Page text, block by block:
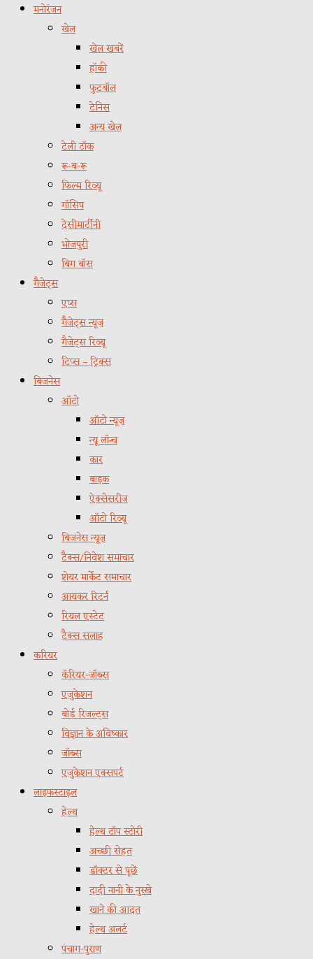
मनोरंजन
खेल
खेल खबरें
हॉकी
फुटबॉल
टेनिस
अन्य खेल
टेली टॉक
रू-ब-रू
फिल्म रिव्यू
गॉसिप
देसीमार्टीनी
भोजपुरी
बिग बॉस
गैजेट्स
एप्स
गैजेट्स न्यूज़
गैजेट्स रिव्यू
टिप्स – ट्रिक्स
बिजनेस
ऑटो
ऑटो न्यूज़
न्यू लॉन्च
कार
बाइक
ऐक्सेसरीज
ऑटो रिव्यू
बिजनेस न्यूज़
टैक्स/निवेश समाचार
शेयर मार्केट समाचार
आयकर रिटर्न
रियल एस्टेट
टैक्स सलाह
करियर
कॅरियर-जॉब्स
एजुकेशन
बोर्ड रिजल्ट्स
विज्ञान के अविष्कार
जॉब्स
एजुकेशन एक्सपर्ट
लाइफस्टाइल
हेल्थ
हेल्थ टॉप स्टोरी
अच्छी सेहत
डॉक्टर से पूछें
दादी नानी के नुस्खे
खाने की आदत
हेल्थ अलर्ट
पंचाग-पुराण